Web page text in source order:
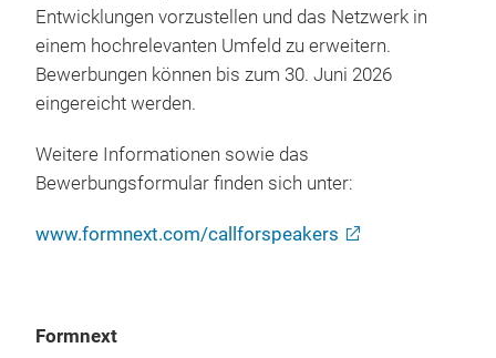
Entwicklungen vorzustellen und das Netzwerk in
einem hochrelevanten Umfeld zu erweitern.
Bewerbungen können bis zum 30. Juni 2026
eingereicht werden.
Weitere Informationen sowie das
Bewerbungsformular finden sich unter:
www.formnext.com/callforspeakers
Formnext